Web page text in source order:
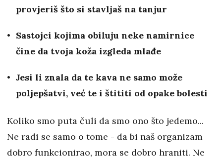
provjeriš što si stavljaš na tanjur
Sastojci kojima obiluju neke namirnice
čine da tvoja koža izgleda mlađe
Jesi li znala da te kava ne samo može
poljepšatvi, već te i štititi od opake bolesti
Koliko smo puta čuli da smo ono što jedemo...
Ne radi se samo o tome - da bi naš organizam
dobro funkcionirao, mora se dobro hraniti. Ne